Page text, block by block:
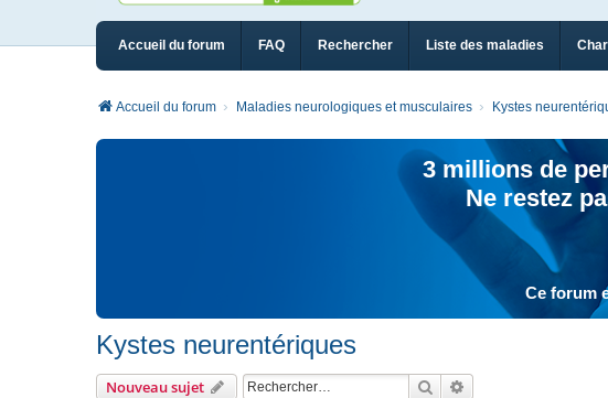
Accueil du forum FAQ Rechercher Liste des maladies
Accueil du forum Maladies neurologiques et musculaires Kystes
3 millions de
Ne restez
Ce forum
Kystes neurentériques
Nouveau sujet Rechercher